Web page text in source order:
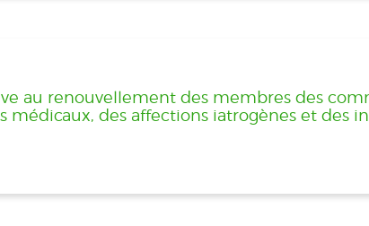
au renouvellement des membres des
des affections iatrogènes et des